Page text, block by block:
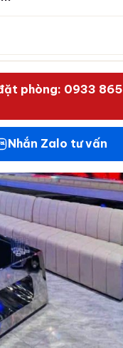
phòng: 0933 865
Nhắn Zalo tư vấn